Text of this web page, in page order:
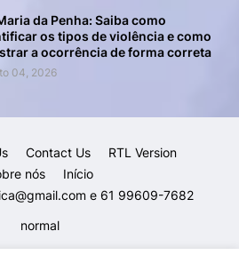
da Penha: Saiba como
os tipos de violência e como
a ocorrência de forma correta
04, 2026
normal
Contact Us
RTL Version
nós
Início
e 61 99609-7682